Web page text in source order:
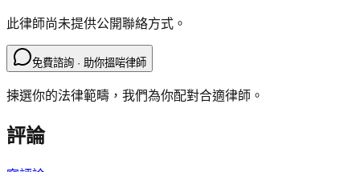
此律師尚未提供公開聯絡方式。
免費諮詢 · 助你搵啱律師
揀選你的法律範疇，我們為你配對合適律師。
評論